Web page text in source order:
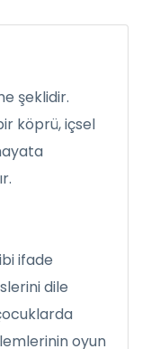
şeklidir.
köprü, içsel
ifade
dile
oyun